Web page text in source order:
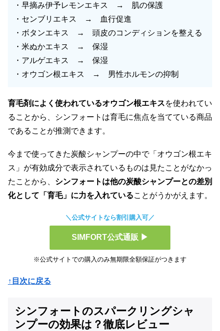
・早摘み伊予レモンエキス → 肌の保護
・センブリエキス → 血行促進
・ボタンエキス → 頭皮のコンディションを整える
・米ぬかエキス → 保湿
・アルゲエキス → 保湿
・オウゴン根エキス → 男性ホルモンの抑制
育毛剤によく使われているオウゴン根エキスを使われてい
ることから、シンフォートは育毛に焦点を当てている商品
であることが推測できます。
今まで使ってきた炭酸シャンプーの中で「オウゴン根エキ
ス」が有効成分で表示されているものは見たことがなかっ
たことから、 シンフォートは他の炭酸シャンプーとの差別
化として「育毛」に力を入れていることがうかがえます。
＼公式サイトなら割引購入可／
SIMFORT公式通販 ▶
※公式サイトでの購入のみ無期限全額保証がつきます
↑目次に戻る
シンフォートのスパークリングシャ
ンプーの効果は？徹底レビュー